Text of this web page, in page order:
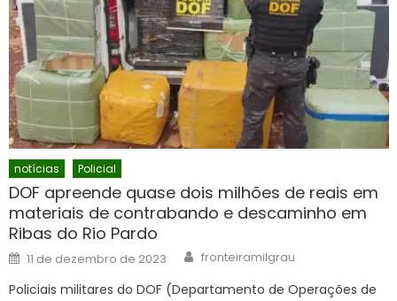
notícias Policial
DOF apreende quase dois milhões de reais em
materiais de contrabando e descaminho em
Ribas do Rio Pardo
Posted
on
11 de dezembro de 2023 Author
fronteiramilgrau
Policiais militares do DOF (Departamento de Operações de